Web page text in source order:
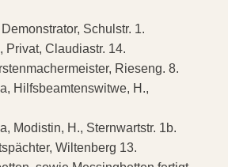
Schulstr. 1.
Privat, Claudiastr. 14.
Rieseng. 8.
Hilfsbeamtenswitwe, H.,
Modistin, H., Sternwartstr. 1b.
Wiltenberg 13.